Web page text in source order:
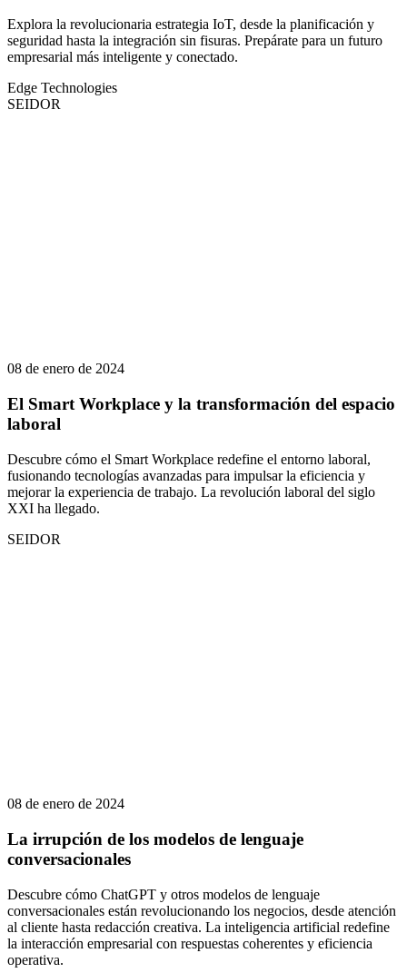
Explora la revolucionaria estrategia IoT, desde la planificación y
seguridad hasta la integración sin fisuras. Prepárate para un futuro
empresarial más inteligente y conectado.
Edge Technologies
SEIDOR
08 de enero de 2024
El Smart Workplace y la transformación del espacio
laboral
Descubre cómo el Smart Workplace redefine el entorno laboral,
fusionando tecnologías avanzadas para impulsar la eficiencia y
mejorar la experiencia de trabajo. La revolución laboral del siglo
XXI ha llegado.
SEIDOR
08 de enero de 2024
La irrupción de los modelos de lenguaje
conversacionales
Descubre cómo ChatGPT y otros modelos de lenguaje
conversacionales están revolucionando los negocios, desde atención
al cliente hasta redacción creativa. La inteligencia artificial redefine
la interacción empresarial con respuestas coherentes y eficiencia
operativa.